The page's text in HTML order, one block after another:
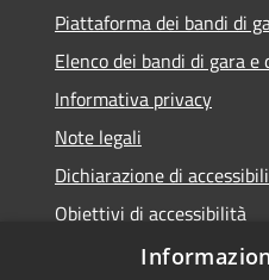
Piattaforma dei bandi di
Elenco dei bandi di gara e
Informativa privacy
Note legali
Dichiarazione di
Obiettivi di accessibilità